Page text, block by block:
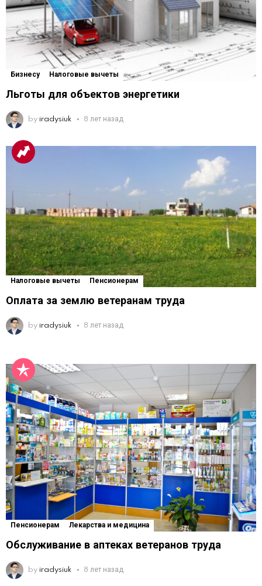
Бизнесу Налоговые вычеты
Льготы для объектов энергетики
by iradysiuk 8 лет назад
Налоговые вычеты Пенсионерам
Оплата за землю ветеранам труда
by iradysiuk 8 лет назад
Пенсионерам Лекарства и медицина
Обслуживание в аптеках ветеранов труда
by iradysiuk 8 лет назад